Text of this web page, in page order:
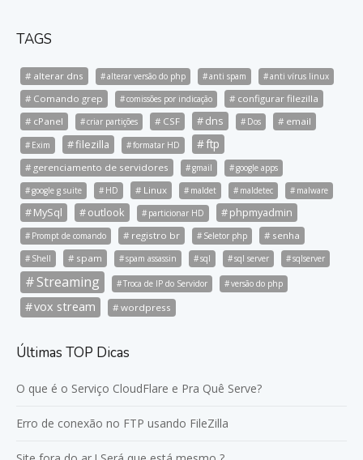
TAGS
alterar dns alterar versão do php anti spam anti vírus linux
Comando grep comissões por indicação
configurar filezilla
cPanel
criar partições CSF dns Dos email
Exim filezilla formatar HD ftp
gerenciamento de servidores gmail
google apps
google g suite
HD Linux maldet maldetec malware
MySql outlook particionar HD phpmyadmin
Prompt de comando registro br Seletor php senha
Shell spam spam assassin sql sql server sqlserver
Streaming Troca de IP do Servidor versão do php
vox stream wordpress
Últimas TOP Dicas
O que é o Serviço CloudFlare e Pra Quê Serve?
Erro de conexão no FTP usando FileZilla